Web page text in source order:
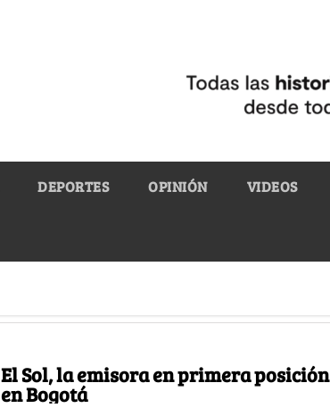
DEPORTES OPINIÓN VIDEOS
El Sol, la emisora en primera posición
en Bogotá